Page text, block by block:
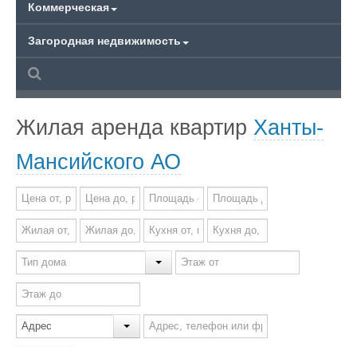
Коммерческая
Загородная недвижимость
Жилая аренда квартир Ханты-
Мансийского АО